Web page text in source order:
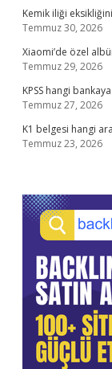
Kemik iliği
Temmuz 30, 2026
Xiaomi’de özel
Temmuz 29, 2026
KPSS hangi bankaya
Temmuz 27, 2026
K1 belgesi hangi
Temmuz 23, 2026